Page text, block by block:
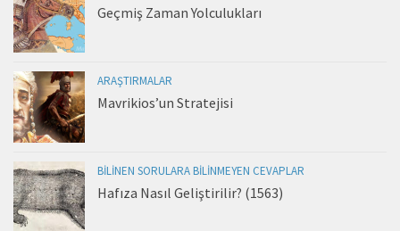
Geçmiş Zaman Yolculukları
ARAŞTIRMALAR
Mavrikios’un Stratejisi
BILINEN SORULARA BILINMEYEN CEVAPLAR
Hafıza Nasıl Geliştirilir? (1563)